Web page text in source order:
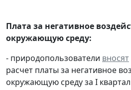
Плата за негативное
окружающую среду:
- природопользователи вносят
расчет платы за негативное
окружающую среду за I квартал